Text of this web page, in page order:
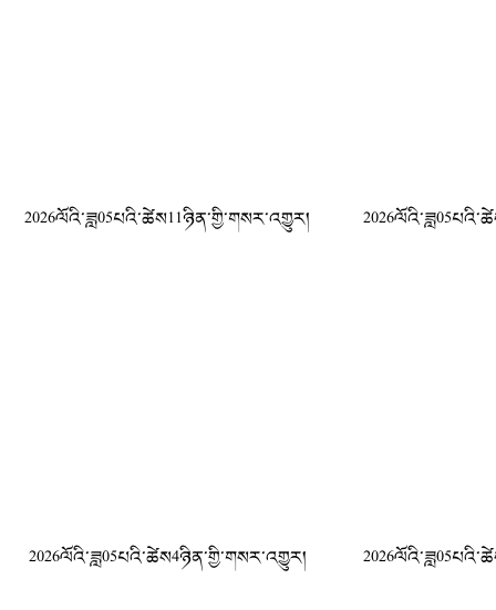
2026ལོའི་ཟླ05པའི་ཚེས11ཉིན་གྱི་གསར་འགྱུར།
2026ལོའི་ཟླ05པའི་ཚེས4ཉིན་གྱི་གསར་འགྱུར།